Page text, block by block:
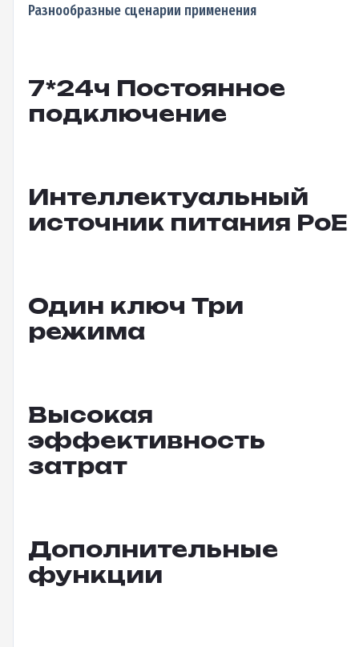
Разнообразные сценарии применения
7*24ч Постоянное
подключение
Интеллектуальный
источник питания PoE
Один ключ Три
режима
Высокая
эффективность
затрат
Дополнительные
функции